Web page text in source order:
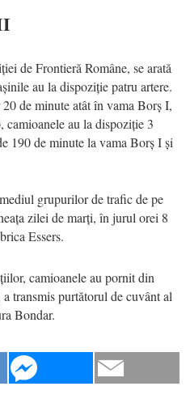
de Frontieră Române, se arată
au la dispoziție patru artere.
de minute atât în vama Borș I,
au la dispoziție 3
190 de minute la vama Borș I și
grupurilor de trafic de pe
zilei de marți, în jurul orei 8
Essers.
camioanele au pornit din
transmis purtătorul de cuvânt al
Bondar.